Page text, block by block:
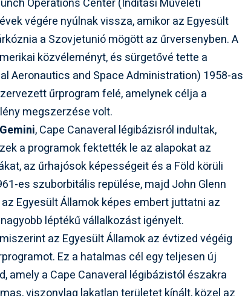
végére nyúlnak vissza, amikor az Egyesült
a Szovjetunió mögött az űrversenyben. A
közvéleményt, és sürgetővé tette a
Aeronautics and Space Administration) 1958-as
űrprogram felé, amelynek célja a
megszerzése volt.
Gemini, Cape Canaveral légibázisról indultak,
a programok fektették le az alapokat az
az űrhajósok képességeit és a Föld körüli
es szuborbitális repülése, majd John Glenn
Egyesült Államok képes embert juttatni az
léptékű vállalkozást igényelt.
az Egyesült Államok az évtized végéig
Ez a hatalmas cél egy teljesen új
a Cape Canaveral légibázistól északra